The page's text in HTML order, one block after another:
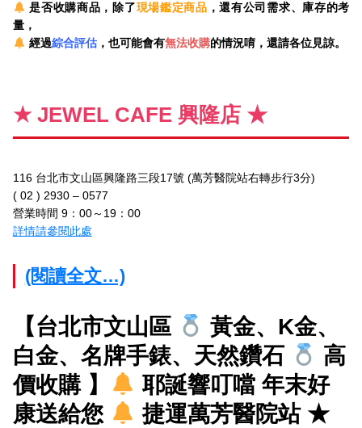
是否收購商品，除了現場鑑定商品 ，還有公司需求、庫存的考
量，
經過綜合評估，也可能會有無法收購的情況唷，還請各位見諒。
★ JEWEL CAFE 興隆店 ★
116 台北市文山區興隆路三段17號 (萬芳醫院站右轉步行3分)
( 02 ) 2930 – 0577
營業時間 9：00～19：00
詳情請參閱此處
(閱讀全文…)
【台北市文山區
黃金、K金、
白金、名牌手錶、天然鑽石
高
價收購 】
耶誕響叮噹 年末好
康送給您
捷運萬芳醫院站 ★